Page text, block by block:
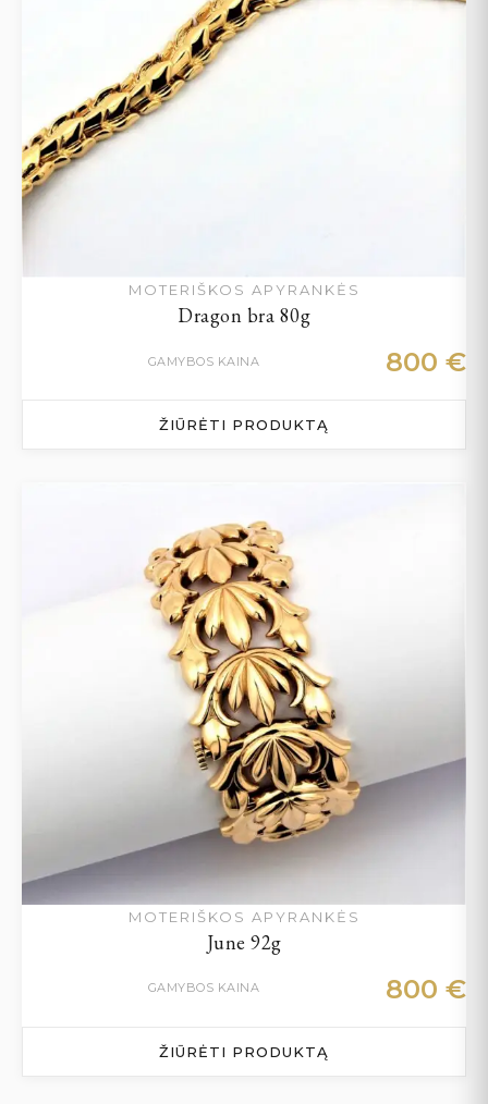
MOTERIŠKOS APYRANKĖS
Dragon bra 80g
GAMYBOS KAINA 800 €
ŽIŪRĖTI PRODUKTĄ
MOTERIŠKOS APYRANKĖS
June 92g
GAMYBOS KAINA 800 €
ŽIŪRĖTI PRODUKTĄ